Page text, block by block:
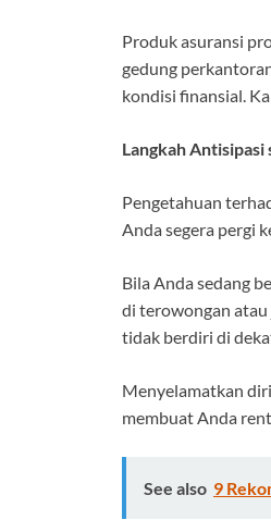
Produk asuransi
gedung
kondisi finansial.
Langkah Antisipasi
Pengetahuan
Anda segera pergi
Bila Anda sedang
di terowongan atau
tidak berdiri di
Menyelamatkan
membuat Anda
See also 9